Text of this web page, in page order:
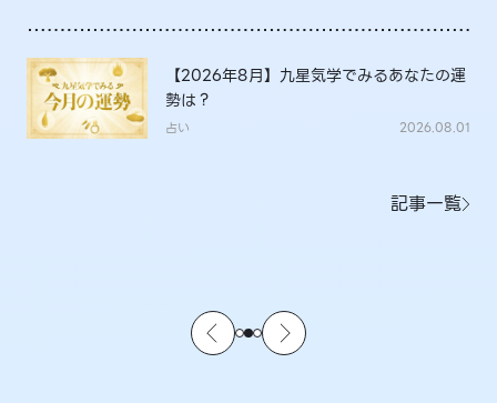
【2026年8月】九星気学でみるあなたの運
勢は？
占い 2026.08.01
記事一覧